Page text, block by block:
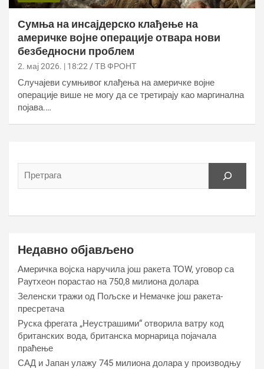
Сумња на инсајдерско клађење на
америчке војне операције отвара нови
безбедносни проблем
2. мај 2026. | 18:22 ТВ ФРОНТ
Случајеви сумњивог клађења на америчке војне
операције више не могу да се третирају као маргинална
појава.…
Недавно објављено
Америчка војска наручила још ракета ТОW, уговор са
Раyтхеон порастао на 750,8 милиона долара
Зеленски тражи од Пољске и Немачке још ракета-
пресретача
Руска фрегата „Неустрашими“ отворила ватру код
британских вода, британска морнарица појачала
праћење
САД и Јапан улажу 745 милиона долара у производњу